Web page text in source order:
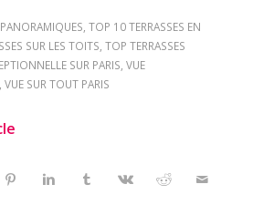
, TOP 10 TERRASSES EN
SUR LES TOITS, TOP TERRASSES
SUR PARIS, VUE
, VUE SUR TOUT PARIS